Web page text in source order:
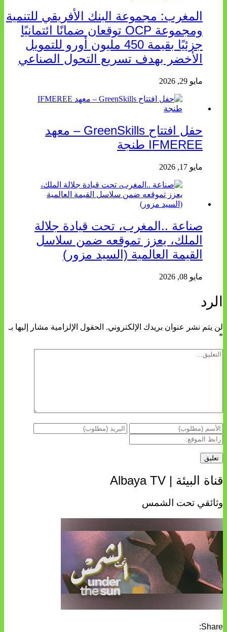
المغرب: مجموعة البنك الأفريقي للتنمية
ومجموعة OCP توقعان ضمانًا ائتمانيًا
جزئيًا بقيمة 450 مليون أورو للتمويل
الأخضر بهدف تسريع التحول الصناعي
مايو 29, 2026
حفل افتتاح GreenSkills – معهد
IFMEREE طنجة
مايو 17, 2026
صناعة ..المغرب، تحت قيادة جلالة
الملك، يعزز تموقعه ضمن سلاسل
القيمة العالمية (السيد مزور)
مايو 08, 2026
الرد
لن يتم نشر عنوان بريدك الإلكتروني. الحقول الإلزامية مشار إليها بـ
*
قناة البيئة | Albaya TV
وثائقي تحت الشمس
Share: